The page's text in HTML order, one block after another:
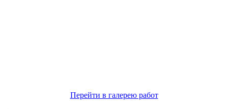
Перейти в галерею работ